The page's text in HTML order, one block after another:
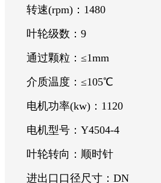
转速(rpm)：1480
叶轮级数：9
通过颗粒：≤1mm
介质温度：≤105℃
电机功率(kw)：1120
电机型号：Y4504-4
叶轮转向：顺时针
进出口口径尺寸：DN